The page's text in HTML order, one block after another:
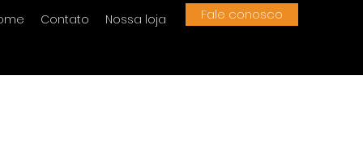
Contato Nossa loja Fale conosco